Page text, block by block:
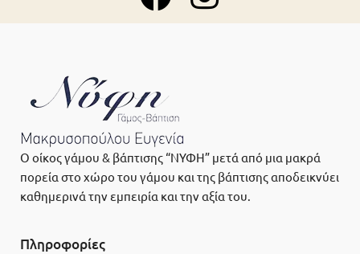
Ο οίκος γάμου & βάπτισης “ΝΥΦΗ” μετά από μια μακρά
πορεία στο χώρο του γάμου και της βάπτισης αποδεικνύει
καθημερινά την εμπειρία και την αξία του.
Πληροφορίες